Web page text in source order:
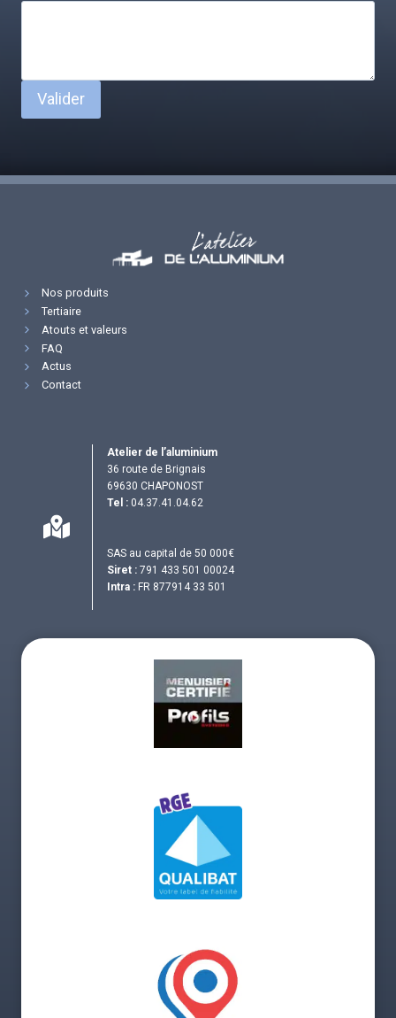
Valider
Nos produits
Tertiaire
Atouts et valeurs
FAQ
Actus
Contact
Atelier de l’aluminium
36 route de Brignais
69630 CHAPONOST
Tel : 04.37.41.04.62
SAS au capital de 50 000€
Siret : 791 433 501 00024
Intra : FR 877914 33 501